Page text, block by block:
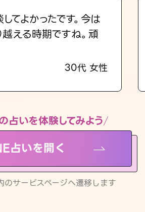
てよかったです。今は
える時期ですね。頑
30代 女性
占いを体験してみよう
占いを開く
サービスページへ遷移します